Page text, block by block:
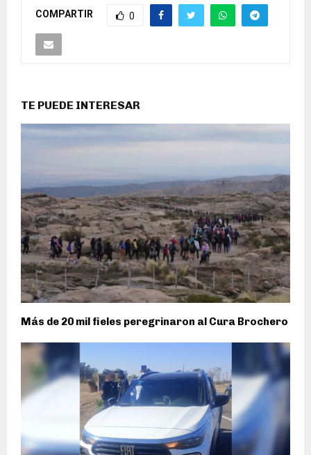
COMPARTIR 0
TE PUEDE INTERESAR
Más de 20 mil fieles peregrinaron al Cura Brochero